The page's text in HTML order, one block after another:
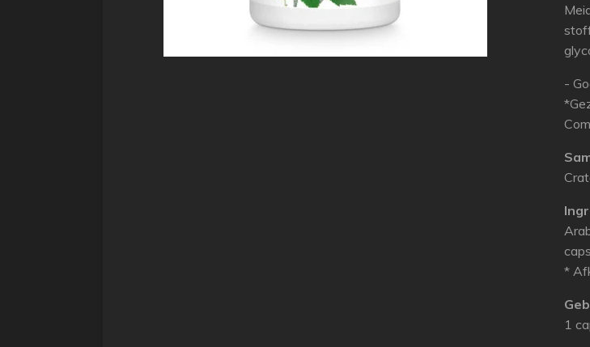
-
*
1